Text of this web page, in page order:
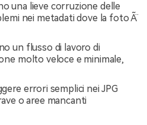
una lieve corruzione delle
nei metadati dove la foto Ã¨
un flusso di lavoro di
molto veloce e minimale,
errori semplici nei JPG
o aree mancanti